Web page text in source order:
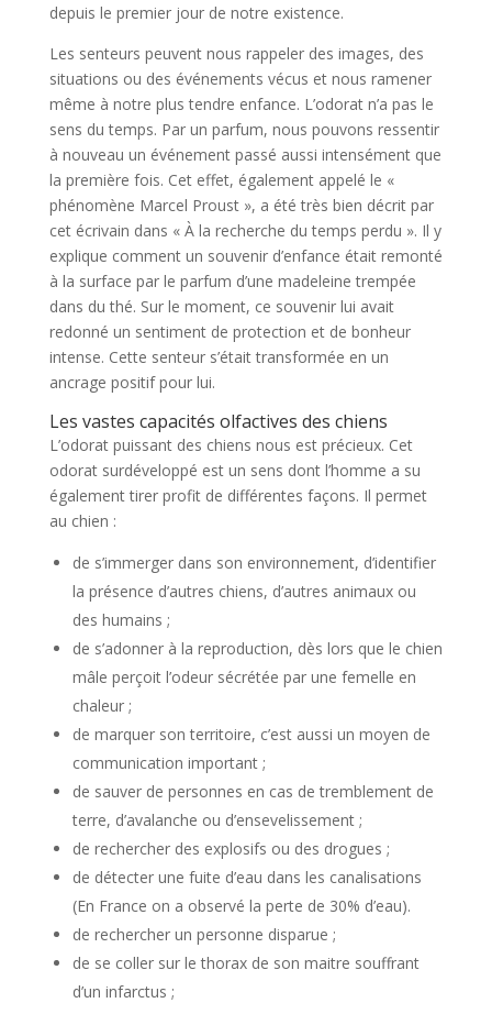
depuis le premier jour de notre existence.
Les senteurs peuvent nous rappeler des images, des
situations ou des événements vécus et nous ramener
même à notre plus tendre enfance. L’odorat n’a pas le
sens du temps. Par un parfum, nous pouvons ressentir
à nouveau un événement passé aussi intensément que
la première fois. Cet effet, également appelé le «
phénomène Marcel Proust », a été très bien décrit par
cet écrivain dans « À la recherche du temps perdu ». Il y
explique comment un souvenir d’enfance était remonté
à la surface par le parfum d’une madeleine trempée
dans du thé. Sur le moment, ce souvenir lui avait
redonné un sentiment de protection et de bonheur
intense. Cette senteur s’était transformée en un
ancrage positif pour lui.
Les vastes capacités olfactives des chiens
L’odorat puissant des chiens nous est précieux. Cet
odorat surdéveloppé est un sens dont l’homme a su
également tirer profit de différentes façons. Il permet
au chien :
de s’immerger dans son environnement, d’identifier
la présence d’autres chiens, d’autres animaux ou
des humains ;
de s’adonner à la reproduction, dès lors que le chien
mâle perçoit l’odeur sécrétée par une femelle en
chaleur ;
de marquer son territoire, c’est aussi un moyen de
communication important ;
de sauver de personnes en cas de tremblement de
terre, d’avalanche ou d’ensevelissement ;
de rechercher des explosifs ou des drogues ;
de détecter une fuite d’eau dans les canalisations
(En France on a observé la perte de 30% d’eau).
de rechercher un personne disparue ;
de se coller sur le thorax de son maitre souffrant
d’un infarctus ;